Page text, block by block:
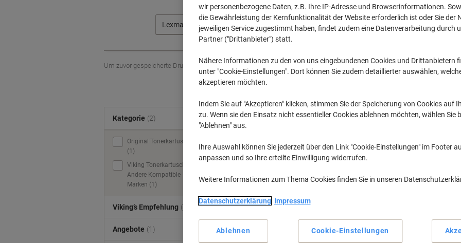
Lexmark E Lexmark E
Um zuvor gespeicherte Drucker und / oder zuvor erworbene Patronen anzuzeigen, bitteanmelden
Sortieren nach:
Eigen-
marke
Kategorie (2)
Original Tonerkartuschen
(1)
Viking Tonerkartuschen &
Andere Kompatible
Marken (1)
Viking’s Empfehlung (2)
Angebote (1)
wir personenbezogene Daten, z.B. Ihre IP-Adresse und Browserinformationen.
die Gewährleistung der Kernfunktionalität der Website erforderlich ist oder Sie der
jeweiligen Service zugestimmt haben, findet zudem eine Datenverarbeitung durch
Partner ("Drittanbieter") statt.
Nähere Informationen zu den von uns eingebundenen Cookies und Drittanbietern
unter "Cookie-Einstellungen". Dort können Sie zudem detaillierter auswählen,
akzeptieren möchten.
Indem Sie auf "Akzeptieren" klicken, stimmen Sie der Speicherung von Cookies auf
zu. Wenn sie den Einsatz nicht essentieller Cookies ablehnen möchten, wählen Sie
"Ablehnen" aus.
Ihre Auswahl können Sie jederzeit über den Link "Cookie-Einstellungen" im Footer
anpassen und so Ihre erteilte Einwilligung widerrufen.
Weitere Informationen zum Thema Cookies finden Sie in unseren
Datenschutzerklärung Impressum
Cookie-Einstellungen
Ablehnen